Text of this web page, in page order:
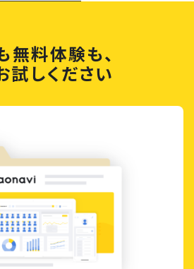
無料体験も、
試しください